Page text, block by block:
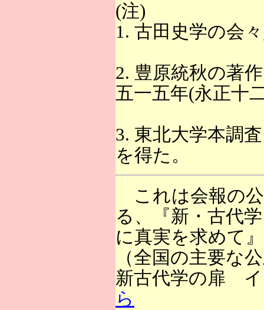
(注)
1. 古田史学の会
2. 豊原統秋の著
五一五年(永正十
3. 東北大学本調
を得た。
これは会報の
る、『新・古代
に真実を求めて
（全国の主要な
新古代学の扉
ら